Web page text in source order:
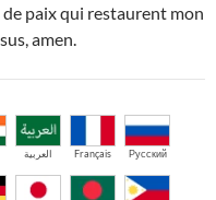
paix qui restaurent mon
amen.
العربية Français Русский